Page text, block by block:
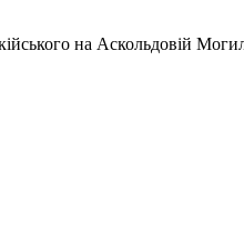
на Аскольдовій